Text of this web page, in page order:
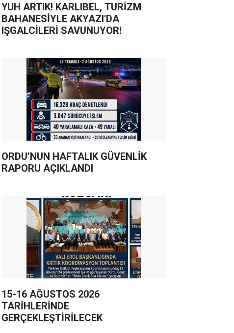
YUH ARTIK! KARLIBEL, TURİZM
BAHANESİYLE AKYAZI'DA
IŞGALCİLERİ SAVUNUYOR!
ORDU’NUN HAFTALIK GÜVENLİK
RAPORU AÇIKLANDI
15-16 AĞUSTOS 2026
TARİHLERİNDE
GERÇEKLEŞTİRİLECEK